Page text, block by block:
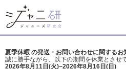
夏季休暇 の発送・お問い合わせに関するお
誠に勝手ながら、以下の期間を休業とさせ
2026年8月11日(火)~2026年8月16日(日)